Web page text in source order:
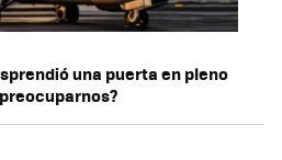
una puerta en pleno